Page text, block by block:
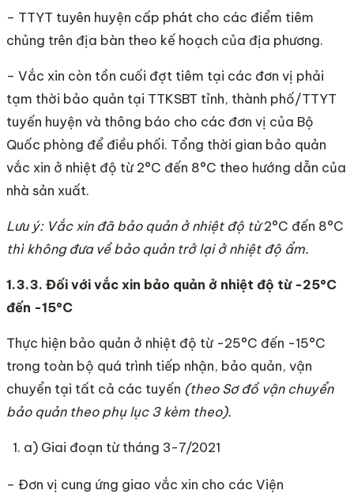
– TTYT tuyên huyện cấp phát cho các điểm tiêm
chủng trên địa bàn theo kế hoạch của địa phương.
– Vắc xin còn tồn cuối đợt tiêm tại các đơn vị phải
tạm thời bảo quản tại TTKSBT tỉnh, thành phố/TTYT
tuyến huyện và thông báo cho các đơn vị của Bộ
Quốc phòng để điều phối. Tổng thời gian bảo quản
vắc xin ở nhiệt độ từ 2°C đến 8°C theo hướng dẫn của
nhà sản xuất.
Lưu ý: Vắc xin đã bảo quản ở nhiệt độ từ2°C đến 8°C
thì không đưa về bảo quản trở lại ở nhiệt độ ẩm.
1.3.3. Đối với vắc xin bảo quản ở nhiệt độ từ -25°C
đến -15°C
Thực hiện bảo quản ở nhiệt độ từ -25°C đến -15°C
trong toàn bộ quá trình tiếp nhận, bảo quản, vận
chuyển tại tất cả các tuyến (theo Sơ đồ vận chuyển
bảo quản theo phụ lục 3 kèm theo).
a) Giai đoạn từ tháng 3-7/2021
– Đơn vị cung ứng giao vắc xin cho các Viện